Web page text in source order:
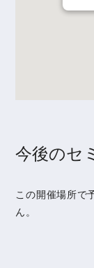
今後のセ
この開催場所で
ん。